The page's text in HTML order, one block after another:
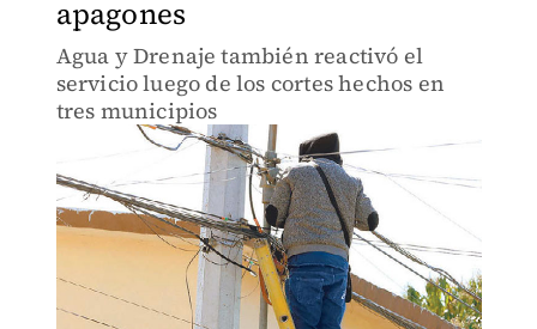
apagones
Agua y Drenaje también reactivó el
servicio luego de los cortes hechos en
tres municipios